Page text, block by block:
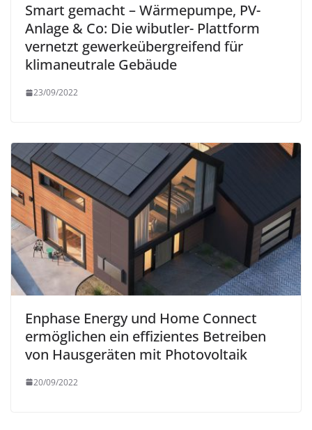
Smart gemacht – Wärmepumpe, PV-
Anlage & Co: Die wibutler- Plattform
vernetzt gewerkeübergreifend für
klimaneutrale Gebäude
23/09/2022
Enphase Energy und Home Connect
ermöglichen ein effizientes Betreiben
von Hausgeräten mit Photovoltaik
20/09/2022